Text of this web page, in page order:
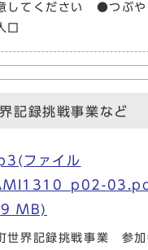
してください ●つぶ
口
記録挑戦事業など
ファイル
MB)
世界記録挑戦事業 参加